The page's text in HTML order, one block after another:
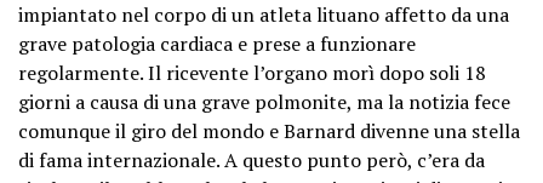
impiantato nel corpo di un atleta lituano affetto da una
grave patologia cardiaca e prese a funzionare
regolarmente.Il ricevente l’organo morì dopo soli 18
giorni a causa di una grave polmonite, ma la notizia fece
comunque il giro del mondo e Barnard divenne una stella
di fama internazionale. A questo punto però, c’era da